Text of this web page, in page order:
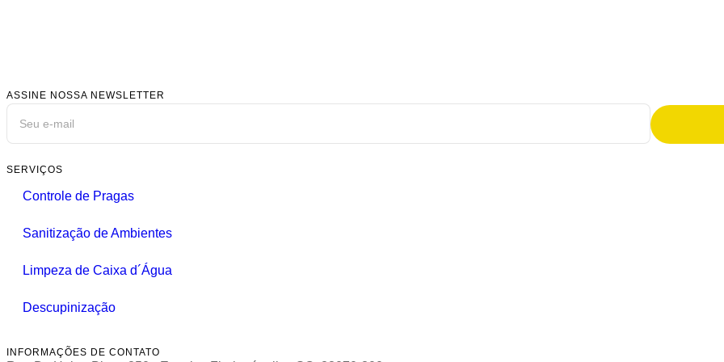
ASSINE NOSSA NEWSLETTER
SERVIÇOS
Controle de Pragas
Sanitização de Ambientes
Limpeza de Caixa d´Água
Descupinização
INFORMAÇÕES DE CONTATO